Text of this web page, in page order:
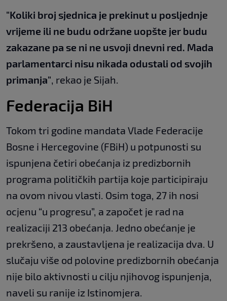
"Koliki broj sjednica je prekinut u posljednje
vrijeme ili ne budu održane uopšte jer budu
zakazane pa se ni ne usvoji dnevni red. Mada
parlamentarci nisu nikada odustali od svojih
primanja", rekao je Sijah.
Federacija BiH
Tokom tri godine mandata Vlade Federacije
Bosne i Hercegovine (FBiH) u potpunosti su
ispunjena četiri obećanja iz predizbornih
programa političkih partija koje participiraju
na ovom nivou vlasti. Osim toga, 27 ih nosi
ocjenu “u progresu”, a započet je rad na
realizaciji 213 obećanja. Jedno obećanje je
prekršeno, a zaustavljena je realizacija dva. U
slučaju više od polovine predizbornih obećanja
nije bilo aktivnosti u cilju njihovog ispunjenja,
naveli su ranije iz Istinomjera.